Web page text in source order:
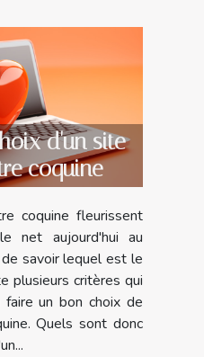
d'un site
coquine
coquine fleurissent
net aujourd'hui au
savoir lequel est le
plusieurs critères qui
un bon choix de
Quels sont donc